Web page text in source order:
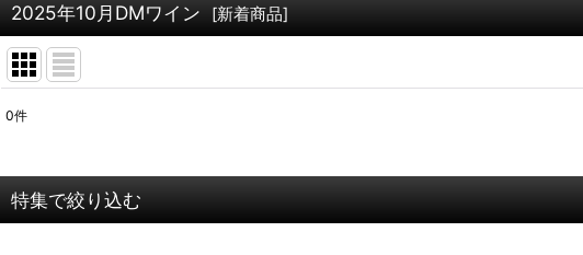
2025年10月DMワイン [新着商品]
在庫あり
0件
特集で絞り込む